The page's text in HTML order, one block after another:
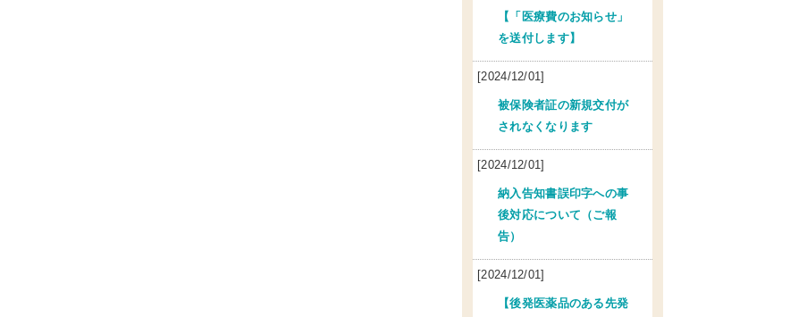
【「医療費のお知らせ」
を送付します】
[2024/12/01]
被保険者証の新規交付が
されなくなります
[2024/12/01]
納入告知書誤印字への事
後対応について（ご報
告）
[2024/12/01]
【後発医薬品のある先発